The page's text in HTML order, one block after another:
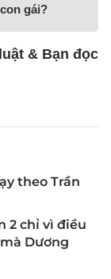
gái?
& Bạn đọc
theo Trần
2 chỉ vì điều
Dương